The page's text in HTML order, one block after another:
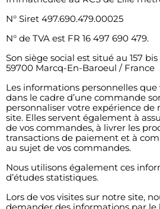
N° Siret 497.690.479.00025
N° de TVA est FR 16 497 690 479.
Son siège social est situé au 157
59700 Marcq-En-Baroeul / France
Les informations personnelles
dans le cadre d’une commande
personnaliser votre expérience de
site. Elles servent également à
de vos commandes, à livrer les
transactions de paiement et à
au sujet de vos commandes.
Nous utilisons également ces
d’études statistiques.
Lors de vos visites sur notre site,